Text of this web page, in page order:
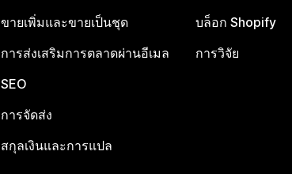
ขายเพิ่มและขายเป็นชุด
การส่งเสริมการตลาดผ่านอีเมล
SEO
การจัดส่ง
สกุลเงินและการแปล
บล็อก Shopify
การวิจัย